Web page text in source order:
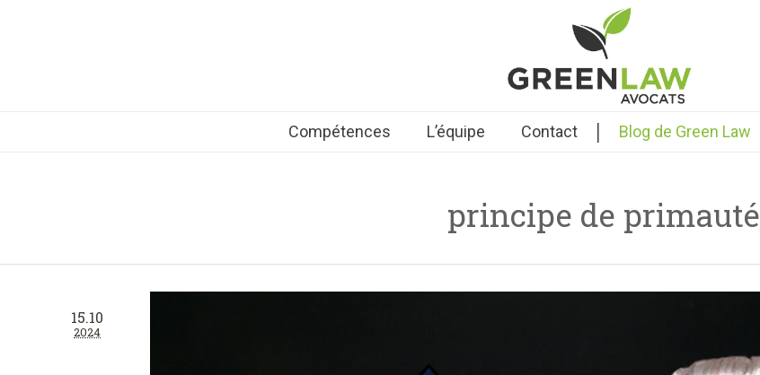
Compétences L’équipe Contact | Blog de Green Law
principe de primauté
15.10
2024